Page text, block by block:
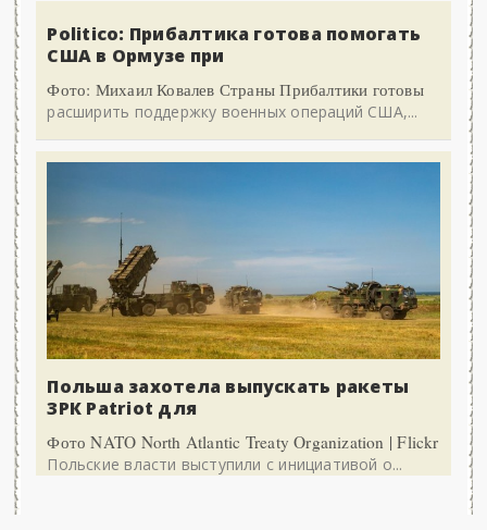
Politico: Прибалтика готова помогать
США в Ормузе при
Фото: Михаил Ковалев Страны Прибалтики готовы
расширить поддержку военных операций США,...
Польша захотела выпускать ракеты
ЗРК Patriot для
Фото NATO North Atlantic Treaty Organization | Flickr
Польские власти выступили с инициативой о...